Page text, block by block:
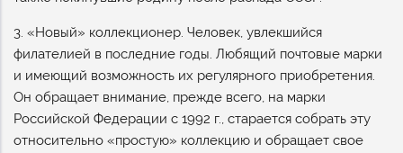
3. «Новый» коллекционер. Человек, увлекшийся
филателией в последние годы. Любящий почтовые марки
и имеющий возможность их регулярного приобретения.
Он обращает внимание, прежде всего, на марки
Российской Федерации с 1992 г., старается собрать эту
относительно «простую» коллекцию и обращает свое